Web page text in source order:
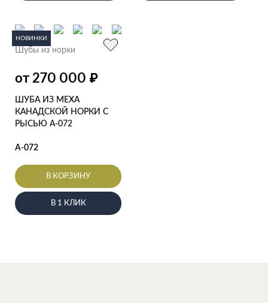
НОВИНКИ
Шубы из норки
от 270 000 ₽
ШУБА ИЗ МЕХА
КАНАДСКОЙ НОРКИ С
РЫСЬЮ А-072
А-072
В КОРЗИНУ
В 1 КЛИК